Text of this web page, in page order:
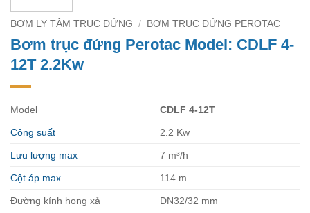
BƠM LY TÂM TRỤC ĐỨNG / BƠM TRỤC ĐỨNG PEROTAC
Bơm trục đứng Perotac Model: CDLF 4-
12T 2.2Kw
Model CDLF 4-12T
Công suất 2.2 Kw
Lưu lượng max 7 m³/h
Cột áp max 114 m
Đường kính họng xả DN32/32 mm